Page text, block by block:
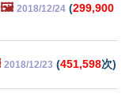
🖼️ 2018/12/24 (299,900
2018/12/23 (451,598次)